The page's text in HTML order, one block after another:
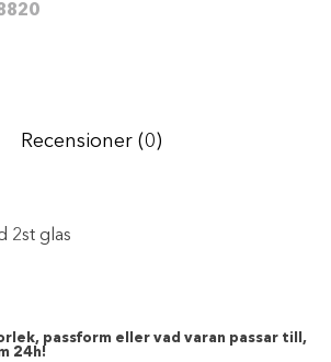
Recensioner (0)
2st glas
passform eller vad varan passar till,
24h!